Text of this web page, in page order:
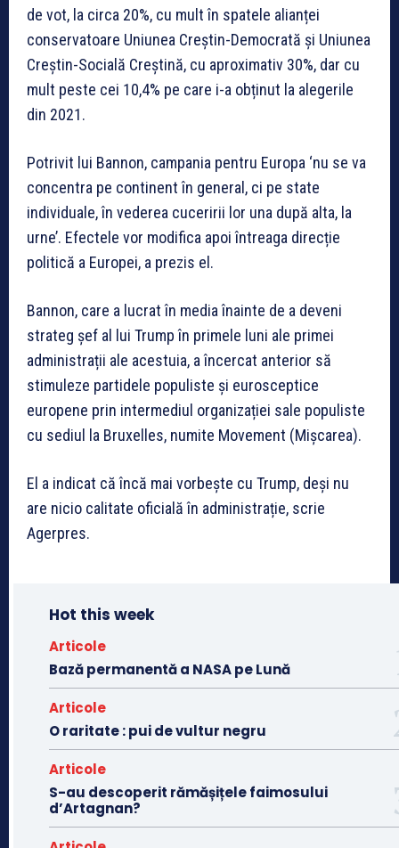
de vot, la circa 20%, cu mult în spatele alianței
conservatoare Uniunea Creștin-Democrată și Uniunea
Creștin-Socială Creștină, cu aproximativ 30%, dar cu
mult peste cei 10,4% pe care i-a obținut la alegerile
din 2021.
Potrivit lui Bannon, campania pentru Europa ‘nu se va
concentra pe continent în general, ci pe state
individuale, în vederea cuceririi lor una după alta, la
urne’. Efectele vor modifica apoi întreaga direcție
politică a Europei, a prezis el.
Bannon, care a lucrat în media înainte de a deveni
strateg șef al lui Trump în primele luni ale primei
administrații ale acestuia, a încercat anterior să
stimuleze partidele populiste și eurosceptice
europene prin intermediul organizației sale populiste
cu sediul la Bruxelles, numite Movement (Mișcarea).
El a indicat că încă mai vorbește cu Trump, deși nu
are nicio calitate oficială în administrație, scrie
Agerpres.
Hot this week
Articole
Bază permanentă a NASA pe Lună
Articole
O raritate : pui de vultur negru
Articole
S-au descoperit rămășițele faimosului
d’Artagnan?